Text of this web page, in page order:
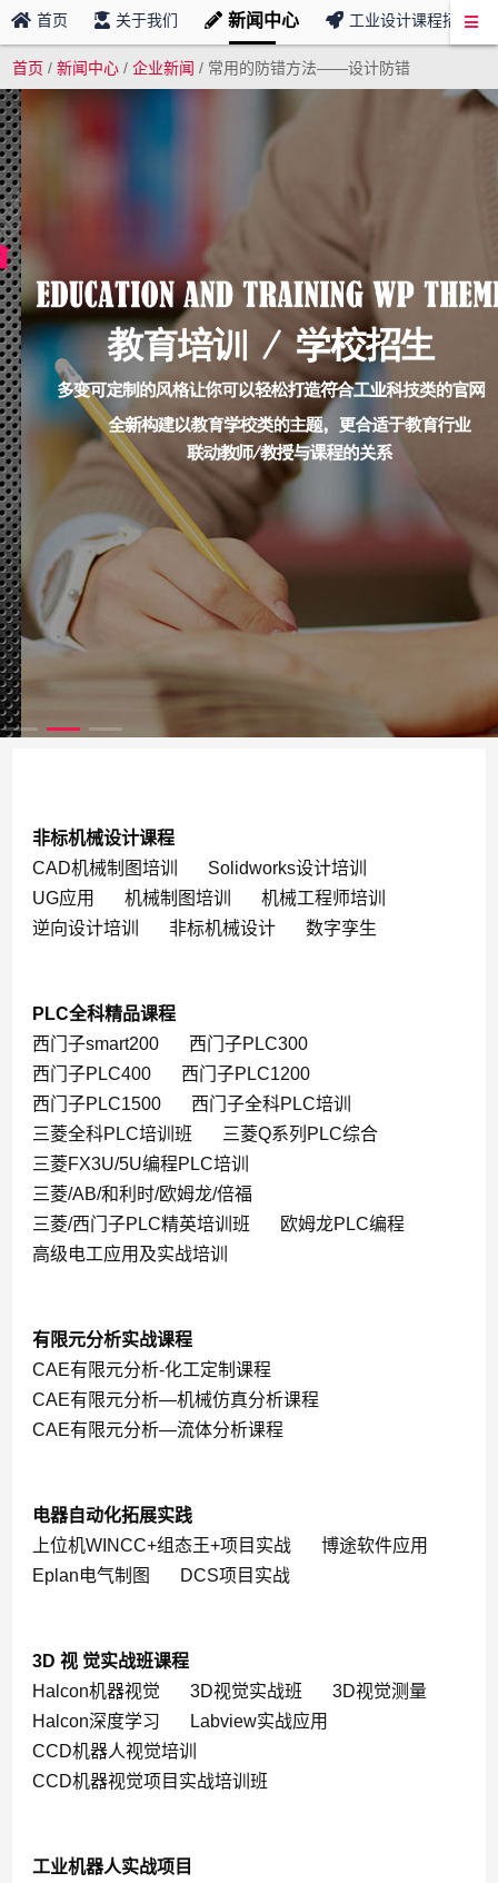
首页 关于我们 新闻中心 工业设计课程招募
首页 /新闻中心 /企业新闻 / 常用的防错方法——设计防错
非标机械设计课程
CAD机械制图培训
Solidworks设计培训
UG应用
机械制图培训
机械工程师培训
逆向设计培训
非标机械设计 数字孪生
PLC全科精品课程
西门子smart200
西门子PLC300
西门子PLC400
西门子PLC1200
西门子PLC1500
西门子全科PLC培训
三菱全科PLC培训班
三菱Q系列PLC综合
三菱FX3U/5U编程PLC培训
三菱/AB/和利时/欧姆龙/倍福
三菱/西门子PLC精英培训班
欧姆龙PLC编程
高级电工应用及实战培训
有限元分析实战课程
CAE有限元分析-化工定制课程
CAE有限元分析—机械仿真分析课程
CAE有限元分析—流体分析课程
电器自动化拓展实践
上位机WINCC+组态王+项目实战
博途软件应用
Eplan电气制图
DCS项目实战
3D 视 觉实战班课程
Halcon机器视觉
3D视觉实战班
3D视觉测量
Halcon深度学习
Labview实战应用
CCD机器人视觉培训
CCD机器视觉项目实战培训班
工业机器人实战项目